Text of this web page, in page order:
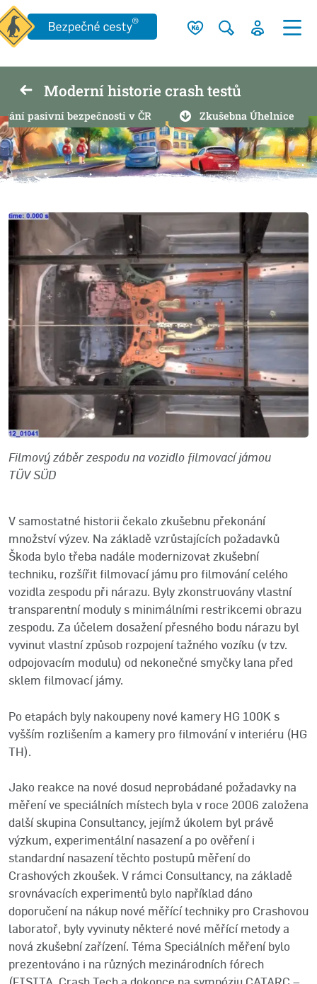
Moderní historie crash testů
pasivní bezpečnosti v ČR Zkušebna Úhelnice
Filmový záběr zespodu na vozidlo filmovací jámou
TÜV SÜD
V samostatné historii čekalo zkušebnu překonání
množství výzev. Na základě vzrůstajících požadavků
Škoda bylo třeba nadále modernizovat zkušební
techniku, rozšířit filmovací jámu pro filmování celého
vozidla zespodu při nárazu. Byly zkonstruovány vlastní
transparentní moduly s minimálními restrikcemi obrazu
zespodu. Za účelem dosažení přesného bodu nárazu byl
vyvinut vlastní způsob rozpojení tažného vozíku (v tzv.
odpojovacím modulu) od nekonečné smyčky lana před
sklem filmovací jámy.
Po etapách byly nakoupeny nové kamery HG 100K s
vyšším rozlišením a kamery pro filmování v interiéru (HG
TH).
Jako reakce na nové dosud neprobádané požadavky na
měření ve speciálních místech byla v roce 2006 založena
další skupina Consultancy, jejímž úkolem byl právě
výzkum, experimentální nasazení a po ověření i
standardní nasazení těchto postupů měření do
Crashových zkoušek. V rámci Consultancy, na základě
srovnávacích experimentů bylo například dáno
doporučení na nákup nové měřící techniky pro Crashovou
laboratoř, byly vyvinuty některé nové měřící metody a
nová zkušební zařízení. Téma Speciálních měření bylo
prezentováno i na různých mezinárodních fórech